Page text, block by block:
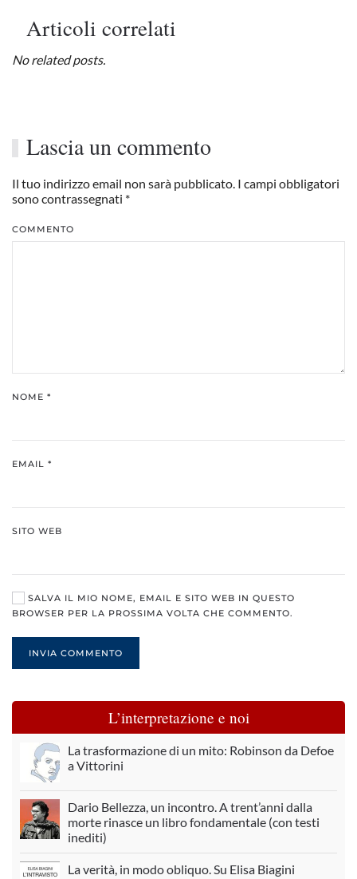
Articoli correlati
No related posts.
Lascia un commento
Il tuo indirizzo email non sarà pubblicato. I campi obbligatori
sono contrassegnati *
COMMENTO
NOME *
EMAIL *
SITO WEB
SALVA IL MIO NOME, EMAIL E SITO WEB IN QUESTO
BROWSER PER LA PROSSIMA VOLTA CHE COMMENTO.
INVIA COMMENTO
L’interpretazione e noi
La trasformazione di un mito: Robinson da Defoe
a Vittorini
Dario Bellezza, un incontro. A trent’anni dalla
morte rinasce un libro fondamentale (con testi
inediti)
La verità, in modo obliquo. Su Elisa Biagini